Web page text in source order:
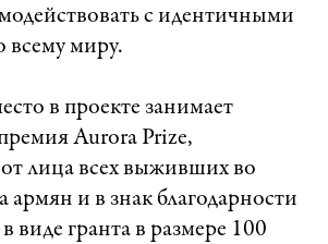
с идентичными
всему миру.
в проекте занимает
Aurora Prize,
лица всех выживших во
армян и в знак благодарности
виде гранта в размере 100